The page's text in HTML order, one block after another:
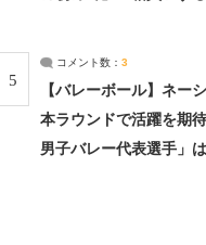
5
コメント数： 3
【バレーボール】ネー
本ラウンドで活躍を期
男子バレー代表選手」